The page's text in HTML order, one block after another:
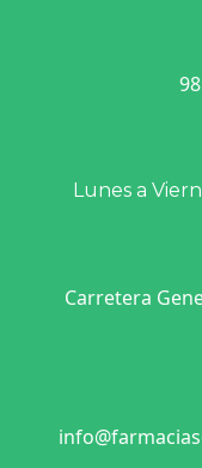
Lunes a
Carretera